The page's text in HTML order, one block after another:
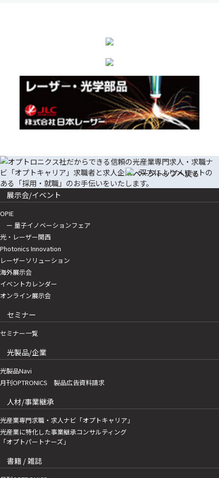
展示会/イベント
OPIE
ー 量子イノベーションフェア
光・レーザー関西
Photonics Innovation
レーザーソリューション
海外展示会
イベントカレンダー
オンライン展示会
セミナー
セミナー一覧
光製品/企業
光製品Navi
月刊OPTRONICS 製品広告資料請求
人材/事業継承
光産業専門求職・求人ナビ「オプトキャリア」
光産業に特化した事業継承コンサルティング
「オプトパートナーズ」
書籍 / 雑誌